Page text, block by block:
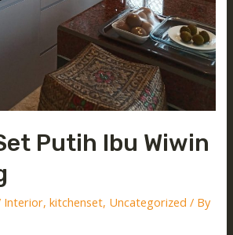
Putih Ibu Wiwin
Interior,kitchenset, Uncategorized / By